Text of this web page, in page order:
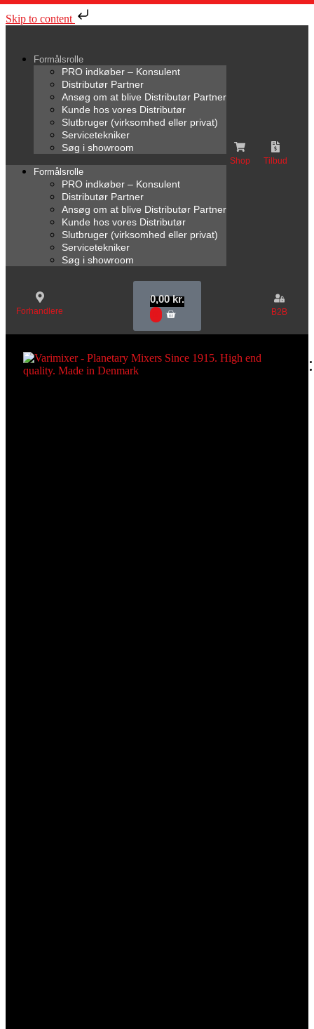
Skip to content
Formålsrolle
PRO indkøber – Konsulent
Distributør Partner
Ansøg om at blive Distributør Partner
Kunde hos vores Distributør
Slutbruger (virksomhed eller privat)
Servicetekniker
Søg i showroom
Formålsrolle
PRO indkøber – Konsulent
Distributør Partner
Ansøg om at blive Distributør Partner
Kunde hos vores Distributør
Slutbruger (virksomhed eller privat)
Servicetekniker
Søg i showroom
Shop Tilbud
Forhandlere
0,00kr.
B2B